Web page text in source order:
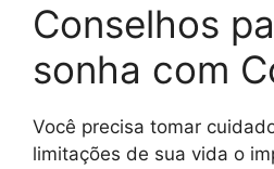
Conselhos
sonha com
Você precisa tomar
limitações de sua vida o